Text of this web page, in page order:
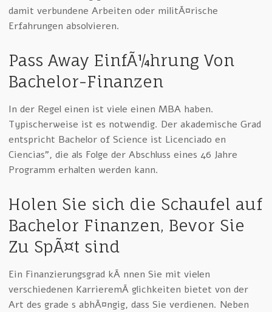
damit verbundene Arbeiten oder militÃ¤rische
Erfahrungen absolvieren.
Pass Away EinfÃ¼hrung Von
Bachelor-Finanzen
In der Regel einen ist viele einen MBA haben.
Typischerweise ist es notwendig. Der akademische Grad
entspricht Bachelor of Science ist Licenciado en
Ciencias”, die als Folge der Abschluss eines 46 Jahre
Programm erhalten werden kann.
Holen Sie sich die Schaufel auf
Bachelor Finanzen, Bevor Sie
Zu SpÃ¤t sind
Ein Finanzierungsgrad kÃ¶nnen Sie mit vielen
verschiedenen KarrieremÃ¶glichkeiten bietet von der
Art des grade s abhÃ¤ngig, dass Sie verdienen. Neben